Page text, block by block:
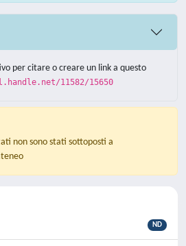
per citare o creare un link a questo
11582/15650
non sono stati sottoposti a
ND